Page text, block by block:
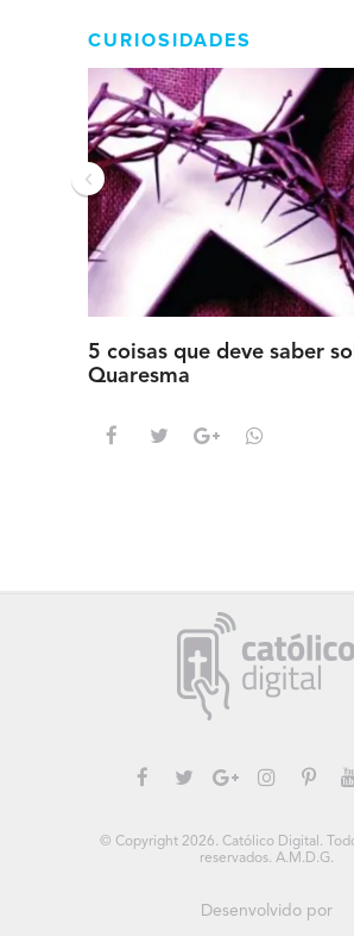
CURIOSIDADES
5 coisas que deve saber
Quaresma
‹
© Copyright 2026. Católico Digital.
reservados. A.M.D.G.
Desenvolvido por